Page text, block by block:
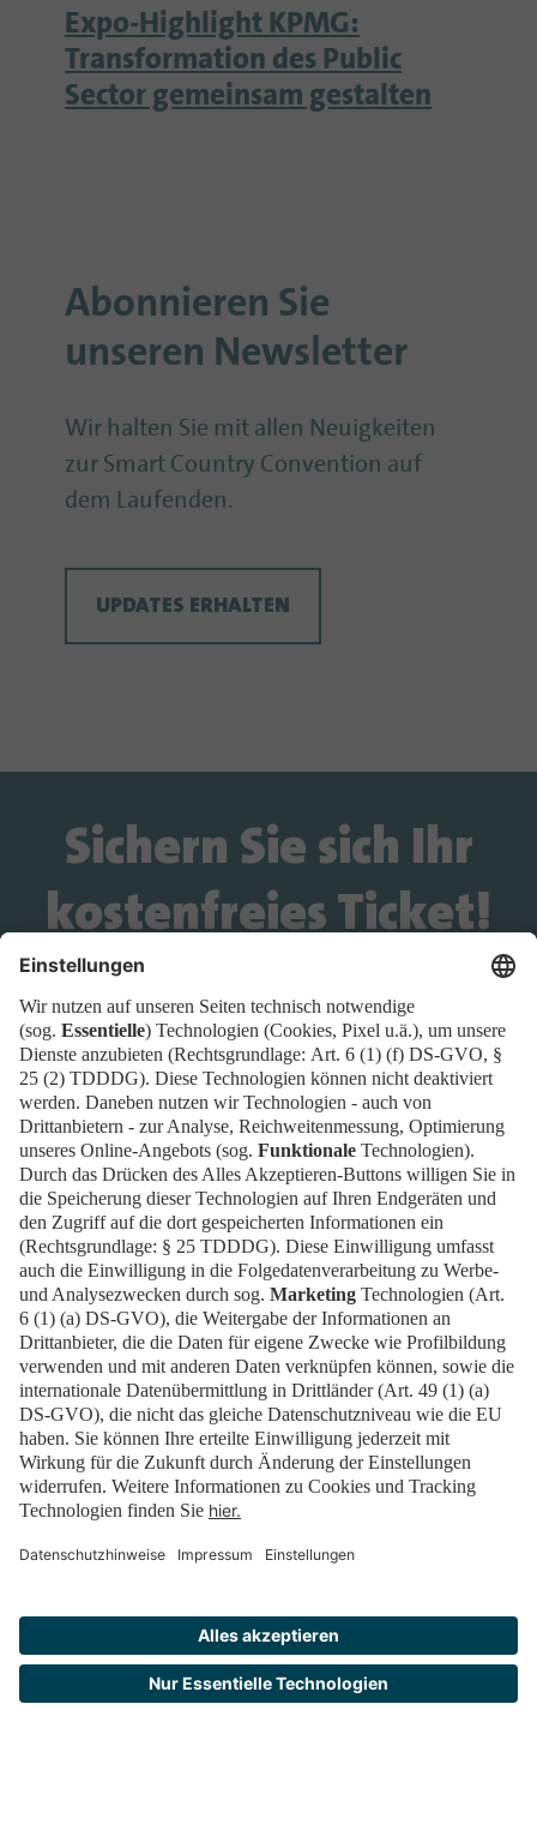
Expo-Highlight KPMG:
Transformation des Public
Sector gemeinsam gestalten
Abonnieren Sie
unseren Newsletter
Wir halten Sie mit allen Neuigkeiten
zur Smart Country Convention auf
dem Laufenden.
UPDATES ERHALTEN
Sichern Sie sich Ihr
kostenfreies Ticket!
Wird das Ticket-Widget nicht angezeigt? Dann
buchen Sie Ihr Ticket direkt überdiesen Link!
TicketsNewsblog
EN
KontaktFAQDownloadsNewsletterImpressum
DatenschutzCookies
Erklärung zur BarrierefreiheitBarrierefrei